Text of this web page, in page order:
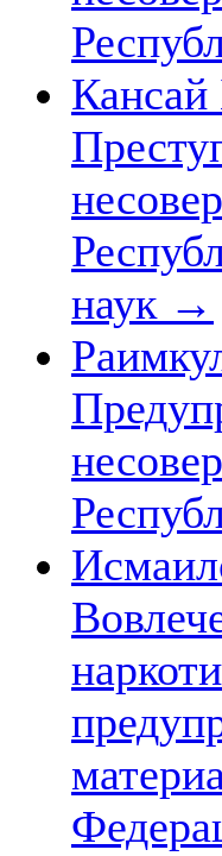
Кансай
наук →